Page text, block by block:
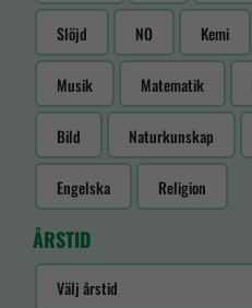
Slöjd NO Kemi
Musik Matematik
Bild Naturkunskap
Engelska Religion
ÅRSTID
Välj årstid